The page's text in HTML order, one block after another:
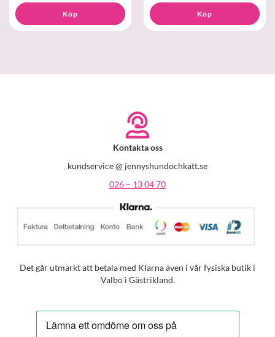
Köp Köp
Kontakta oss
kundservice @ jennyshundochkatt.se
026 – 13 04 70
Det går utmärkt att betala med Klarna även i vår fysiska butik i
Valbo i Gästrikland.